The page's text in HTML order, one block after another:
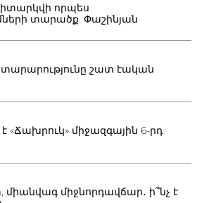
որպես
տարածք. Փաշինյան
շատ էական
է «Ճախրուկ» միջազգային 6-րդ
միջնորդավճար․ ի՞նչ է